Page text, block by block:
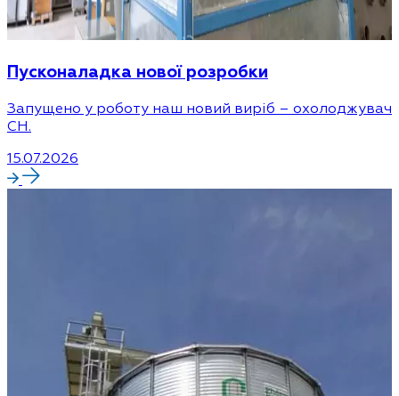
Пусконаладка нової розробки
Запущено у роботу наш новий виріб – охолоджувач
CH.
15.07.2026